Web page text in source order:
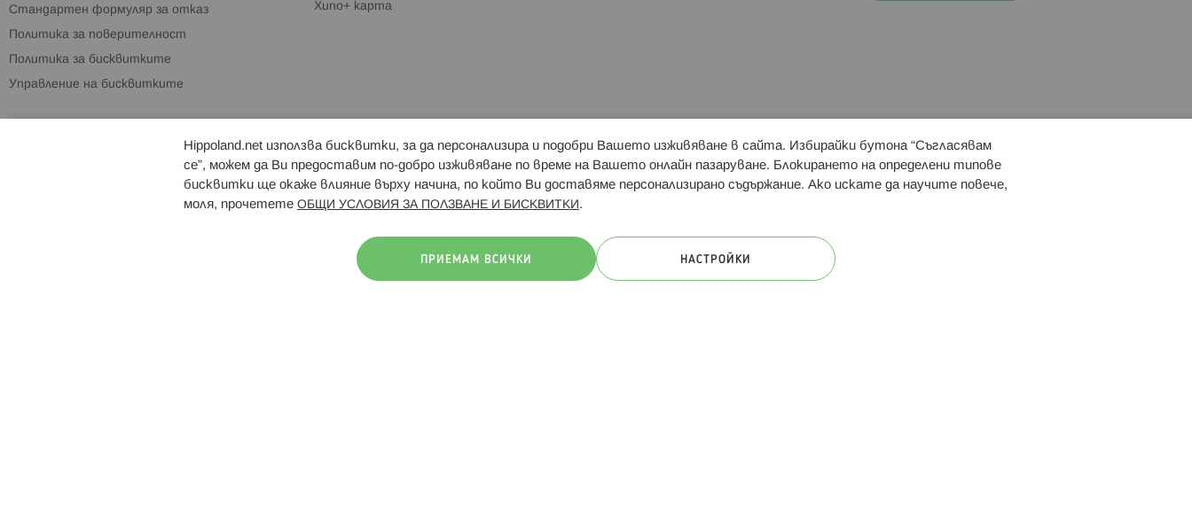
Стандартен формуляр за отказ
Политика за поверителност
Политика за бисквитките
Управление на бисквитките
Хипо+ карта
Брошури Магазини Свързани сайтове: Hippoland.ro Последвайте ни:
Hippoland.net използва бисквитки, за да персонализира и подобри Вашето изживяване в сайта. Избирайки бутона “Съгласявам
се”, можем да Ви предоставим по-добро изживяване по време на Вашето онлайн пазаруване. Блокирането на определени типове
бисквитки ще окаже влияние върху начина, по който Ви доставяме персонализирано съдържание. Ако искате да научите повече,
моля, прочетете ОБЩИ УСЛОВИЯ ЗА ПОЛЗВАНЕ И БИСКВИТКИ .
ПРИЕМАМ ВСИЧКИ НАСТРОЙКИ